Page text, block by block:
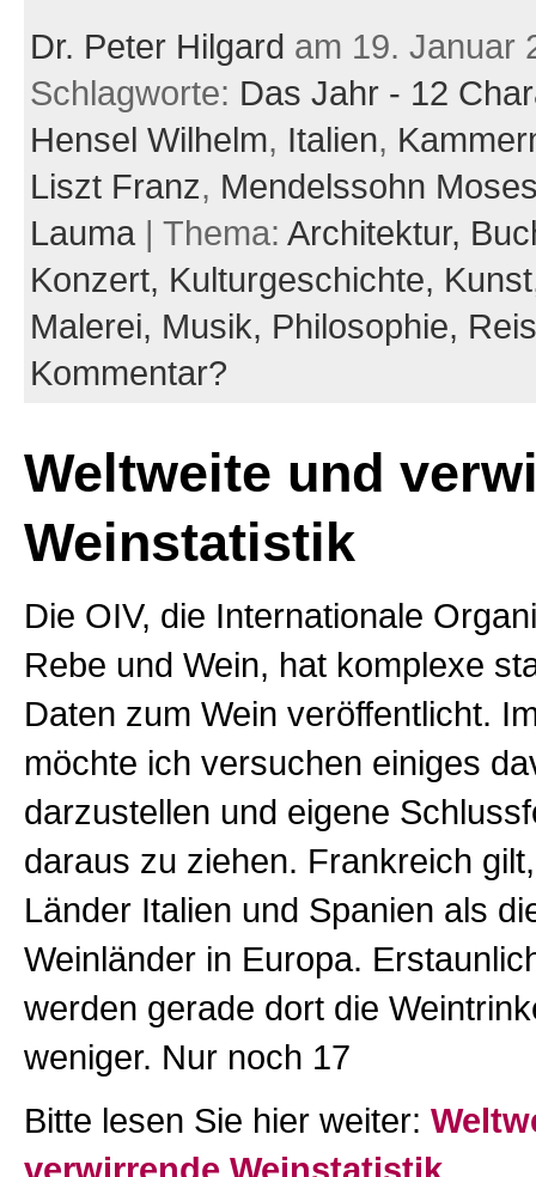
Dr. Peter Hilgard am 19. Januar
Schlagworte: Das Jahr - 12
Hensel Wilhelm, Italien,
Liszt Franz, Mendelssohn
Lauma| Thema: Architektur,
Konzert, Kulturgeschichte,
Malerei, Musik, Philosophie,
Kommentar?
Weltweite und
Weinstatistik
Die OIV, die Internationale
Rebe und Wein, hat komplexe
Daten zum Wein veröffentlicht.
möchte ich versuchen einiges
darzustellen und eigene
daraus zu ziehen. Frankreich
Länder Italien und Spanien als
Weinländer in Europa.
werden gerade dort die
weniger. Nur noch 17
Bitte lesen Sie hier weiter: